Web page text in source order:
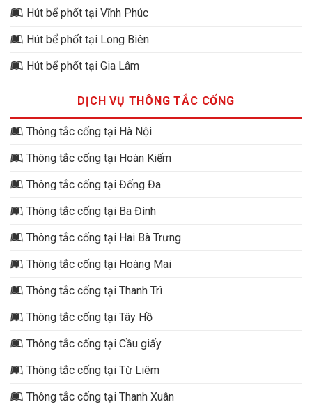
Hút bể phốt tại Vĩnh Phúc
Hút bể phốt tại Long Biên
Hút bể phốt tại Gia Lâm
DỊCH VỤ THÔNG TẮC CỐNG
Thông tắc cống tại Hà Nội
Thông tắc cống tại Hoàn Kiếm
Thông tắc cống tại Đống Đa
Thông tắc cống tại Ba Đình
Thông tắc cống tại Hai Bà Trưng
Thông tắc cống tại Hoàng Mai
Thông tắc cống tại Thanh Trì
Thông tắc cống tại Tây Hồ
Thông tắc cống tại Cầu giấy
Thông tắc cống tại Từ Liêm
Thông tắc cống tại Thanh Xuân